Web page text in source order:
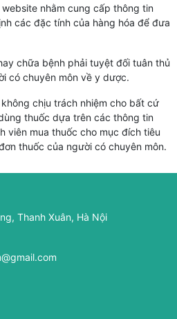
nhằm cung cấp thông tin
các đặc tính của hàng hóa để đưa
chữa bệnh phải tuyệt đối tuân thủ
có chuyên môn về y dược.
chịu trách nhiệm cho bất cứ
thuốc dựa trên các thông tin
viên mua thuốc cho mục đích tiêu
thuốc của người có chuyên môn.
Thanh Xuân, Hà Nội